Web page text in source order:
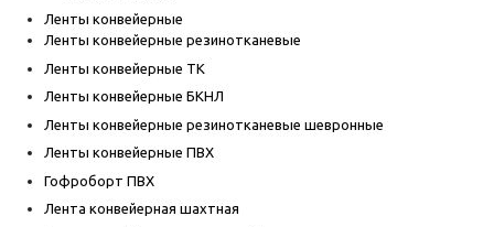
Ленты конвейерные
Ленты конвейерные резинотканевые
Ленты конвейерные ТК
Ленты конвейерные БКНЛ
Ленты конвейерные резинотканевые шевронные
Ленты конвейерные ПВХ
Гофроборт ПВХ
Лента конвейерная шахтная